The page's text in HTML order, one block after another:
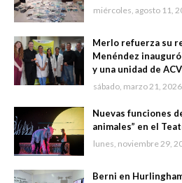
miércoles, agosto 11,
Merlo refuerza su
Menéndez
y una unidad de
sábado, marzo 21, 2026
Nuevas funciones
animales” en el
lunes, noviembre 29,
Berni en